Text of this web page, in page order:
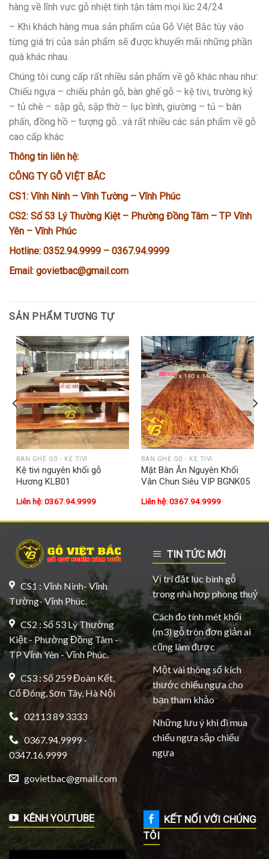
hàng về lĩnh vực gỗ nhiệt tình tận tâm mọi lúc 24/24
– Khi khách hàng mua sản phẩm của Gỗ Việt Bắc tùy vào
từng giá trị của sản phẩm sẽ được khuyến mãi những phần
quà khác nhau.
Chúng tôi cung cấp rất nhiều sản phẩm về gỗ khác nhau như:
Chiếu ngựa – chiếu phản gỗ, bàn ghế gỗ – kệ tivi, trường kỷ
– tủ chè – sập gỗ, sập thờ – lục bình, giường – tủ – bàn
phấn, đồng hồ – tượng gỗ…và rất nhiều các sản phẩm về gỗ
cao cấp khác
Thông tin liên hệ:
CÔNG TY GỖ VIỆT BẮC
CS1: Vĩnh Ninh – Vĩnh Tường – Vĩnh Phúc
CS2: Số 53 Lý Thường Kiệt – Phường Đồng Tâm – TP Vĩnh
Yên – Vĩnh Phúc
Hotline: 0352.94.9999 – 0367.94.9999
Email: govietbac@gmail.com
SẢN PHẨM TƯƠNG TỰ
BÀN GHẾ GỖ - KỆ TIVI
Kệ tivi nguyên khối gỗ
Hương KLB01
Liên hệ: 0367.94.9999
BÀN GHẾ GỖ - KỆ TIVI
Mặt Bàn Ăn Nguyên Khối
Vân Chun Siêu VIP BGNK05
Liên hệ: 0367.94.9999
CS1 : Vĩnh Ninh- Vĩnh
Tường- Vĩnh Phúc.
CS2 : Số 53 Lý Thường
Kiệt - Phường Đồng Tâm -
TP Vĩnh Yên - Vĩnh Phúc.
CS3 : Số 259 Đoàn Kết,
Cổ Đông, Sơn Tây, Hà Nội
02113 89 3333
0367.94.9999 -
0347.16.9999
govietbac@gmail.com
TIN TỨC MỚI
Vị trí đặt lục bình gỗ
trong nhà hợp phong thuỷ
Cách đo tính mét khối
(m3) gỗ tròn đơn giản ai
cũng làm được
Một vài thông số kích
thước chiếu ngựa cho
bạn tham khảo
Những lưu ý khi đi mua
chiếu ngựa sập chiếu
ngựa
KÊNH YOUTUBE
KẾT NỐI VỚI CHÚNG
TÔI